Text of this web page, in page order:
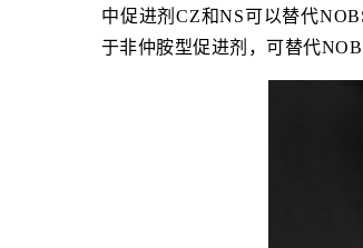
中促进剂CZ和NS可以替代
于非仲胺型促进剂，可替代